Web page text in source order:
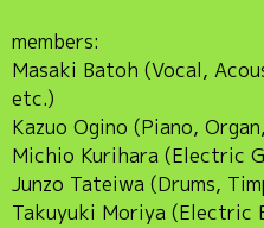
members:
Masaki Batoh (Vocal,
etc.)
Kazuo Ogino (Piano,
Michio Kurihara (Electric
Junzo Tateiwa (Drums,
Takuyuki Moriya (Electric